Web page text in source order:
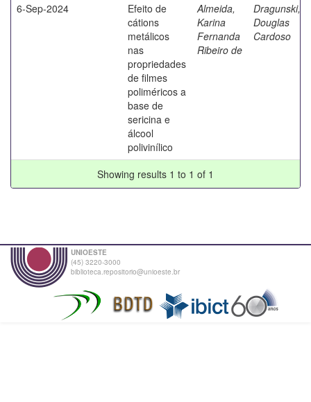
6-Sep-2024
Efeito de
cátions
metálicos
nas
propriedades
de filmes
poliméricos a
base de
sericina e
álcool
polivinílico
Almeida,
Karina
Fernanda
Ribeiro de
Dragunski,
Douglas
Cardoso
Showing results 1 to 1 of 1
UNIOESTE
(45) 3220-3000
biblioteca.repositorio@unioeste.br